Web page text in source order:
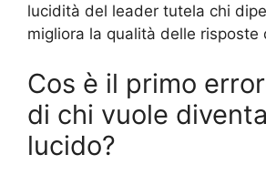
lucidità del leader tutela chi
migliora la qualità delle risposte
Cos è il primo
di chi vuole
lucido?